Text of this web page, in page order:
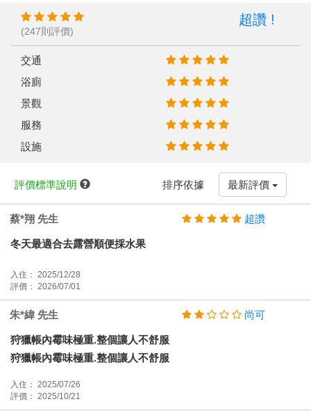
(247則評價)
超讚 !
交通
浴廁
景觀
服務
設施
評價標準說明 排序依據 最新評價
蔡*翔 先生 超讚
冬天最適合去露營順便採水果
入住： 2025/12/28
評價： 2026/07/01
朱*緯 先生 尚可
狩獵帳內霉味極重.整個讓人不舒服
狩獵帳內霉味極重.整個讓人不舒服
入住： 2025/07/26
評價： 2025/10/21